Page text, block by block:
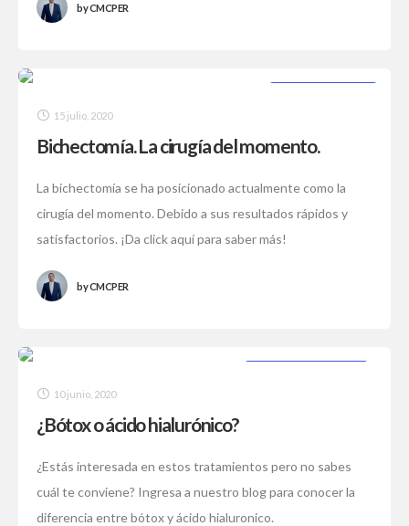
byCMCPER
15 julio, 2020
Bichectomía. La cirugía del momento.
La bichectomía se ha posicionado actualmente como la
cirugía del momento. Debido a sus resultados rápidos y
satisfactorios. ¡Da click aquí para saber más!
byCMCPER
10 junio, 2020
¿Bótox o ácido hialurónico?
¿Estás interesada en estos tratamientos pero no sabes
cuál te conviene? Ingresa a nuestro blog para conocer la
diferencia entre bótox y ácido hialuronico.